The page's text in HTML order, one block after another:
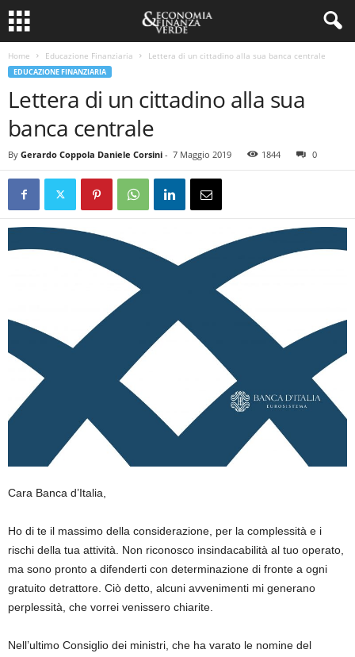
Home Educazione Finanziaria Lettera di un cittadino alla sua banca centrale
EDUCAZIONE FINANZIARIA
Lettera di un cittadino alla sua
banca centrale
By Gerardo Coppola Daniele Corsini - 7 Maggio 2019 1844 0
Cara Banca d’Italia,
Ho di te il massimo della considerazione, per la complessità e i
rischi della tua attività. Non riconosco insindacabilità al tuo operato,
ma sono pronto a difenderti con determinazione di fronte a ogni
gratuito detrattore. Ciò detto, alcuni avvenimenti mi generano
perplessità, che vorrei venissero chiarite.
Nell’ultimo Consiglio dei ministri, che ha varato le nomine del